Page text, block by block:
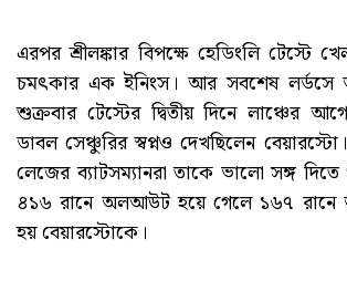
এরপর শ্রীলঙ্কার বিপক্ষে হেডিংলি টেস্টে
চমৎকার এক ইনিংস। আর সবশেষ লর্ডসে
শুক্রবার টেস্টের দ্বিতীয় দিনে লাঞ্চের
ডাবল সেঞ্চুরির স্বপ্নও দেখছিলেন
লেজের ব্যাটসম্যানরা তাকে ভালো সঙ্গ দিতে
৪১৬ রানে অলআউট হয়ে গেলে ১৬৭ রানে
হয় বেয়ারস্টোকে।